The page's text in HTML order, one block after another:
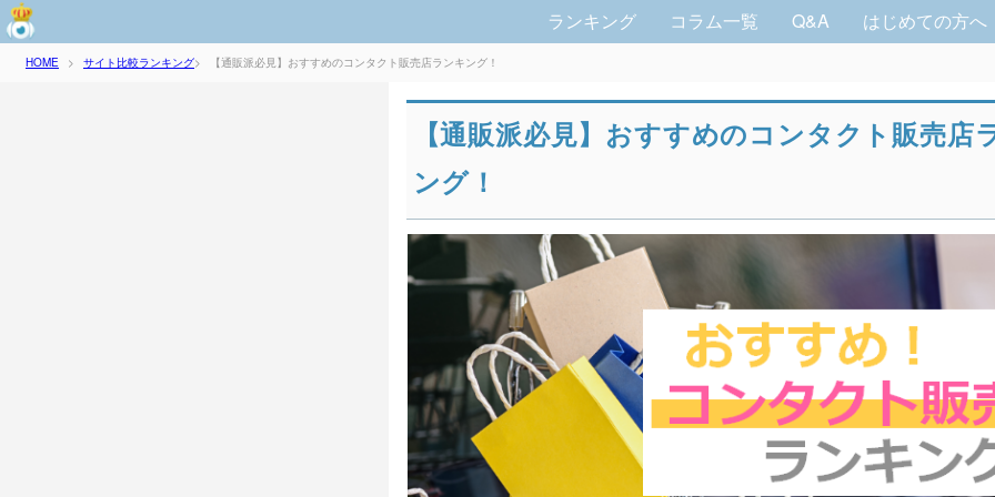
ランキング コラム一覧 Q&A はじめての方へ
HOME > サイト比較ランキング> 【通販派必見】おすすめのコンタクト販売店ランキング！
【通販派必見】おすすめのコンタクト販売店
ング！